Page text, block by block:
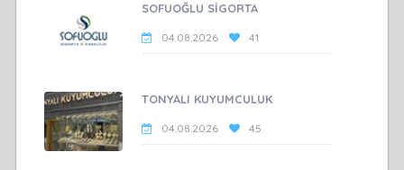
SOFUOĞLU SİGORTA
04.08.2026 41
TONYALI KUYUMCULUK
04.08.2026 45